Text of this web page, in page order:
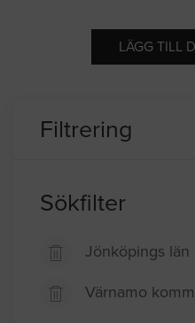
LÄGG TILL
Filtrering
Sökfilter
Jönköpings län
Värnamo